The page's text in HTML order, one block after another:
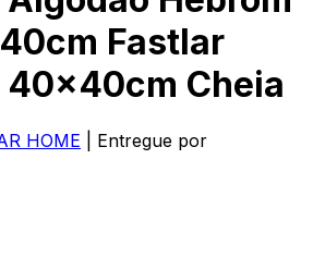
Fastlar
Cheia
HOME
| Entregue por